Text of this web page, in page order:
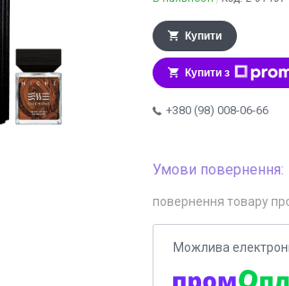
Купити
Купити з
+380 (98) 008-06-66
повернення товару